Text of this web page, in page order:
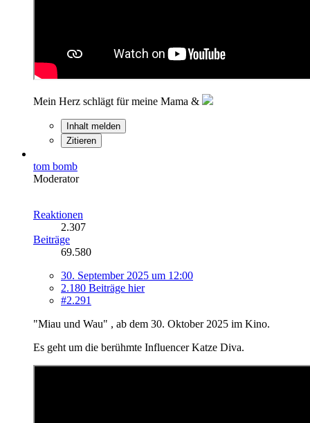
Mein Herz schlägt für meine Mama &
Inhalt melden
Zitieren
tom bomb
Moderator
Reaktionen
2.307
Beiträge
69.580
30. September 2025 um 12:00
2.180 Beiträge hier
#2.291
"Miau und Wau" , ab dem 30. Oktober 2025 im Kino.
Es geht um die berühmte Influencer Katze Diva.